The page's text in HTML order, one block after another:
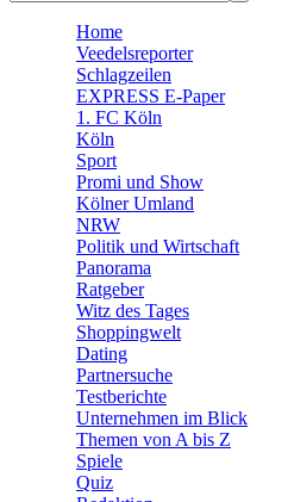
🛒 Shoppingwelt
Home
Veedelsreporter
Schlagzeilen
EXPRESS E-Paper
1. FC Köln
Köln
Sport
Promi und Show
Kölner Umland
NRW
Politik und Wirtschaft
Panorama
Ratgeber
Witz des Tages
Shoppingwelt
Dating
Partnersuche
Testberichte
Unternehmen im Blick
Themen von A bis Z
Spiele
Quiz